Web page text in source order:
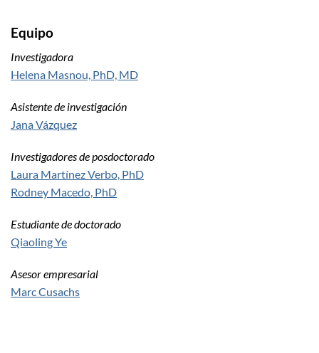
Equipo
Investigadora
Helena Masnou, PhD, MD
Asistente de investigación
Jana Vázquez
Investigadores de posdoctorado
Laura Martínez Verbo, PhD
Rodney Macedo, PhD
Estudiante de doctorado
Qiaoling Ye
Asesor empresarial
Marc Cusachs